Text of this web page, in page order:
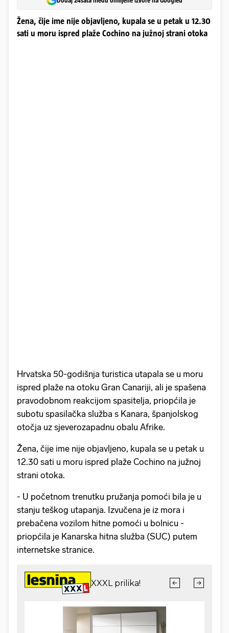
Žena, čije ime nije objavljeno, kupala se u petak u 12.30
sati u moru ispred plaže Cochino na južnoj strani otoka
Hrvatska 50-godišnja turistica utapala se u moru
ispred plaže na otoku Gran Canariji, ali je spašena
pravodobnom reakcijom spasitelja, priopćila je
subotu spasilačka služba s Kanara, španjolskog
otočja uz sjeverozapadnu obalu Afrike.
Žena, čije ime nije objavljeno, kupala se u petak u
12.30 sati u moru ispred plaže Cochino na južnoj
strani otoka.
- U početnom trenutku pružanja pomoći bila je u
stanju teškog utapanja. Izvučena je iz mora i
prebačena vozilom hitne pomoći u bolnicu -
priopćila je Kanarska hitna služba (SUC) putem
internetske stranice.